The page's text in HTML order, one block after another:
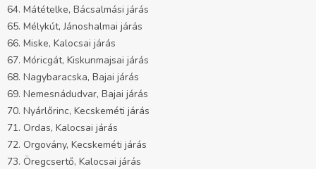
64. Mátételke, Bácsalmási járás
65. Mélykút, Jánoshalmai járás
66. Miske, Kalocsai járás
67. Móricgát, Kiskunmajsai járás
68. Nagybaracska, Bajai járás
69. Nemesnádudvar, Bajai járás
70. Nyárlőrinc, Kecskeméti járás
71. Ordas, Kalocsai járás
72. Orgovány, Kecskeméti járás
73. Öregcsertő, Kalocsai járás